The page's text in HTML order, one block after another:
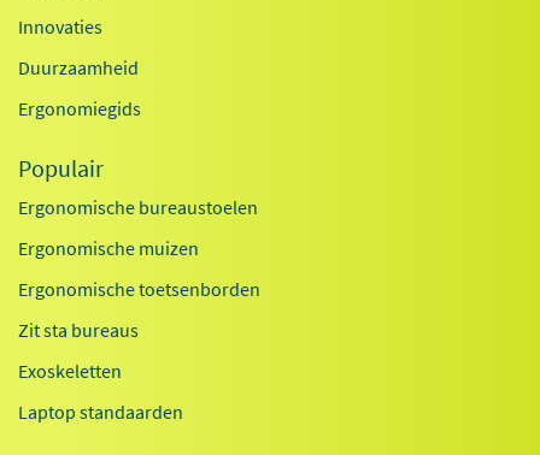
Innovaties
Duurzaamheid
Ergonomiegids
Populair
Ergonomische bureaustoelen
Ergonomische muizen
Ergonomische toetsenborden
Zit sta bureaus
Exoskeletten
Laptop standaarden